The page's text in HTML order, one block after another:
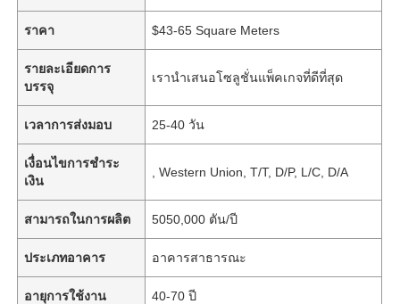
ราคา $43-65 Square Meters
รายละเอียดการ
บรรจุ
เรานำเสนอโซลูชั่นแพ็คเกจที่ดีที่สุด
เวลาการส่งมอบ 25-40 วัน
เงื่อนไขการชำระ
เงิน
, Western Union, T/T, D/P, L/C, D/A
สามารถในการผลิต 5050,000 ตัน/ปี
ประเภทอาคาร อาคารสาธารณะ
อายุการใช้งาน 40-70 ปี